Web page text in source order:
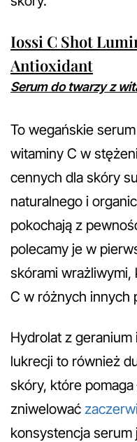
Iossi C Shot
Antioxidant
Serum do twarzy z
To wegańskie
witaminy C w
cennych dla skóry
naturalnego i
pokochają z
polecamy je w
skórami
C w różnych innych
Hydrolat z
lukrecji to również
skóry, które pomaga
zniwelować
konsystencja